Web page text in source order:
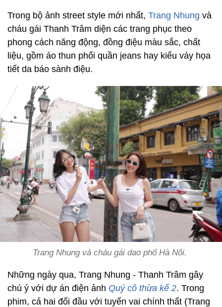
Trong bộ ảnh street style mới nhất, Trang Nhung và
cháu gái Thanh Trâm diện các trang phục theo
phong cách năng động, đồng điệu màu sắc, chất
liệu, gồm áo thun phối quần jeans hay kiểu váy họa
tiết da báo sành điệu.
Trang Nhung và cháu gái dạo phố Hà Nội.
Những ngày qua, Trang Nhung - Thanh Trâm gây
chú ý với dự án điện ảnh Quý cô thừa kế 2. Trong
phim, cả hai đối đầu với tuyến vai chính thất (Trang